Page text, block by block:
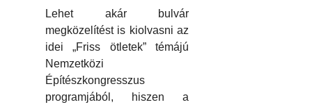
Lehet akár bulvár
megközelítést is kiolvasni az
idei „Friss ötletek” témájú
Nemzetközi
Építészkongresszus
programjából, hiszen a